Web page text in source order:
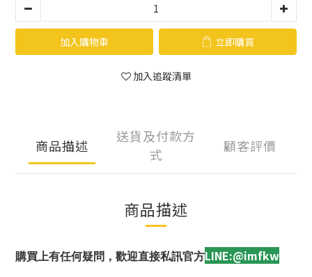
加入購物車 立即購買
加入追蹤清單
商品描述
送貨及付款方
式
顧客評價
商品描述
購買上有任何疑問，歡迎直接私訊官方LINE:@imfkw